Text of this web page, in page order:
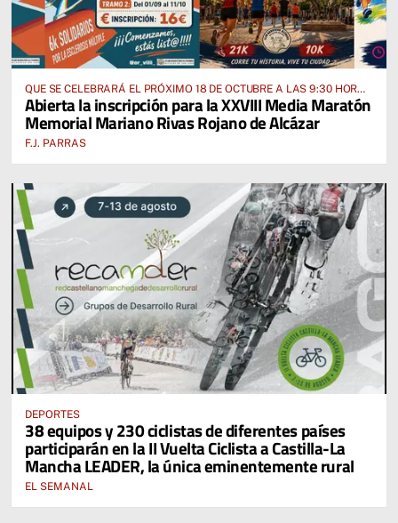
QUE SE CELEBRARÁ EL PRÓXIMO 18 DE OCTUBRE A LAS 9:30 HORAS
DESDE EL PABELLÓN VICENTE PANIAGUA
Abierta la inscripción para la XXVIII Media Maratón
Memorial Mariano Rivas Rojano de Alcázar
F.J. PARRAS
DEPORTES
38 equipos y 230 ciclistas de diferentes países
participarán en la II Vuelta Ciclista a Castilla-La
Mancha LEADER, la única eminentemente rural
EL SEMANAL